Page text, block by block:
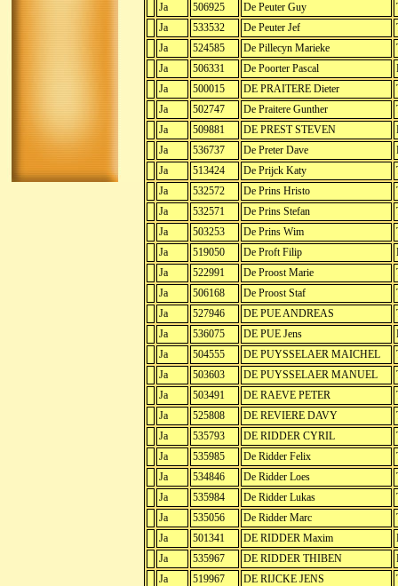
Ja
506925 De Peuter Guy
Ja
533532 De Peuter Jef
Ja
524585 De Pillecyn Marieke
Ja
506331 De Poorter Pascal
Ja
500015 DE PRAITERE Dieter
Ja
502747 De Praitere Gunther
Ja
509881 DE PREST STEVEN
Ja
536737 De Preter Dave
Ja
513424 De Prijck Katy
Ja
532572 De Prins Hristo
Ja
532571 De Prins Stefan
Ja
503253 De Prins Wim
Ja
519050 De Proft Filip
Ja
522991 De Proost Marie
Ja
506168 De Proost Staf
Ja
527946 DE PUE ANDREAS
Ja
536075 DE PUE Jens
Ja
504555 DE PUYSSELAER MAICHEL
Ja
503603 DE PUYSSELAER MANUEL
Ja
503491 DE RAEVE PETER
Ja
525808 DE REVIERE DAVY
Ja
535793 DE RIDDER CYRIL
Ja
535985 De Ridder Felix
Ja
534846 De Ridder Loes
Ja
535984 De Ridder Lukas
Ja
535056 De Ridder Marc
Ja
501341 DE RIDDER Maxim
Ja
535967 DE RIDDER THIBEN
Ja
519967 DE RIJCKE JENS